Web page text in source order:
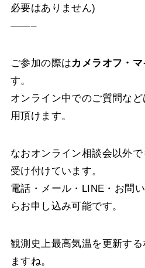
必要はありません)
——–
ご参加の際はカメラオフ・マ
す。
オンライン中でのご質問な
用頂けます。
なおオンライン相談会以外
受け付けています。
電話・メール・LINE・お問
らお申し込み可能です。
観測史上最高気温を更新す
ますね。